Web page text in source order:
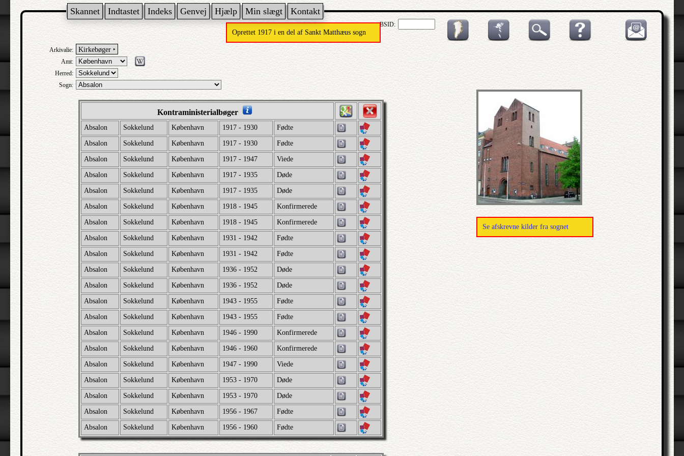
Skannet Indtastet Indeks Genvej Hjælp Min slægt Kontakt
BSID:
Arkivalie: Kirkebøger ‣
Amt:
Herred:
Sogn:
Oprettet 1917 i en del af Sankt Matthæus sogn
Se afskrevne kilder fra sognet
Kontraministerialbøger
Absalon Sokkelund København 1917 - 1930 Fødte
Absalon Sokkelund København 1917 - 1930 Fødte
Absalon Sokkelund København 1917 - 1947 Viede
Absalon Sokkelund København 1917 - 1935 Døde
Absalon Sokkelund København 1917 - 1935 Døde
Absalon Sokkelund København 1918 - 1945 Konfirmerede
Absalon Sokkelund København 1918 - 1945 Konfirmerede
Absalon Sokkelund København 1931 - 1942 Fødte
Absalon Sokkelund København 1931 - 1942 Fødte
Absalon Sokkelund København 1936 - 1952 Døde
Absalon Sokkelund København 1936 - 1952 Døde
Absalon Sokkelund København 1943 - 1955 Fødte
Absalon Sokkelund København 1943 - 1955 Fødte
Absalon Sokkelund København 1946 - 1990 Konfirmerede
Absalon Sokkelund København 1946 - 1960 Konfirmerede
Absalon Sokkelund København 1947 - 1990 Viede
Absalon Sokkelund København 1953 - 1970 Døde
Absalon Sokkelund København 1953 - 1970 Døde
Absalon Sokkelund København 1956 - 1967 Fødte
Absalon Sokkelund København 1956 - 1960 Fødte